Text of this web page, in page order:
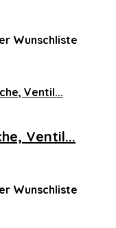
Wunschliste
Ventil...
Wunschliste